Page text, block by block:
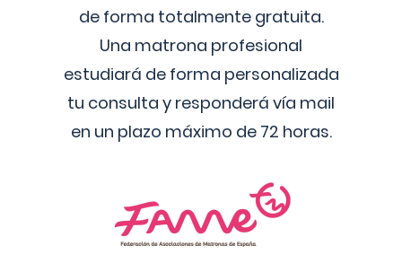
de forma totalmente gratuita.
Una matrona profesional
estudiará de forma personalizada
tu consulta y responderá vía mail
en un plazo máximo de 72 horas.